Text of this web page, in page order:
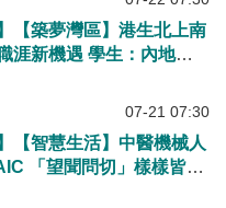
【築夢灣區】港生北上南
涯新機遇 學生：內地科
07-21 07:30
【智慧生活】中醫機械人
「望聞問切」樣樣皆精